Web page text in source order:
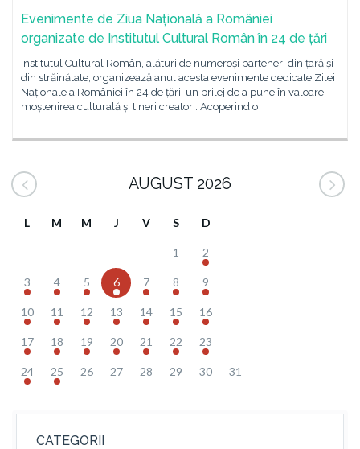
Evenimente de Ziua Națională a României
organizate de Institutul Cultural Român în 24 de țări
Institutul Cultural Român, alături de numeroși parteneri din țară și
din străinătate, organizează anul acesta evenimente dedicate Zilei
Naționale a României în 24 de țări, un prilej de a pune în valoare
moștenirea culturală și tineri creatori. Acoperind o
AUGUST 2026
L M M J V S D
1 2
3 4 5 6 7 8 9
10 11 12 13 14 15 16
17 18 19 20 21 22 23
24 25 26 27 28 29 30 31
CATEGORII